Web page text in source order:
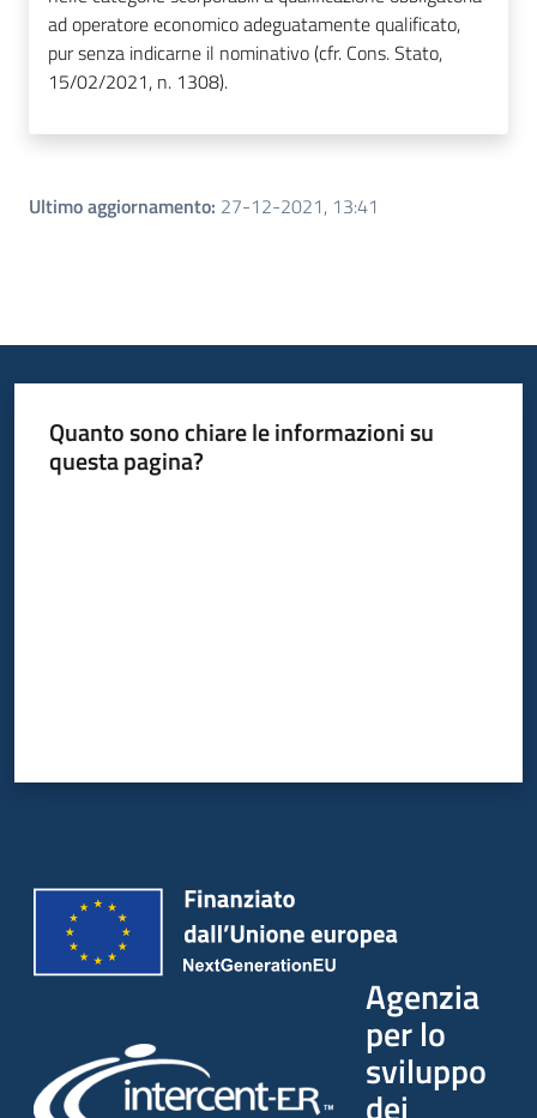
ad operatore economico adeguatamente qualificato,
pur senza indicarne il nominativo (cfr. Cons. Stato,
15/02/2021, n. 1308).
Ultimo aggiornamento: 27-12-2021, 13:41
Quanto sono chiare le informazioni su
questa pagina?
Agenzia
per lo
sviluppo
dei